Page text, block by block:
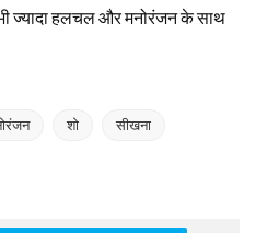
ज्यादा हलचल और मनोरंजन के साथ
शो सीखना